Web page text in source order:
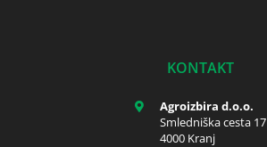
KONTAKT
Agroizbira d.o.o.
Smledniška cesta 17
4000 Kranj